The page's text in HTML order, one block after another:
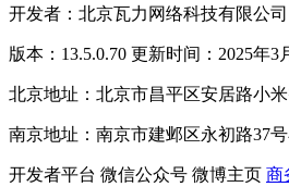
开发者：北京瓦力网络科技有限公司
版本：13.5.0.70 更新时间：2025年3
北京地址：北京市昌平区安居路小
南京地址：南京市建邺区永初路37
开发者平台 微信公众号 微博主页 商